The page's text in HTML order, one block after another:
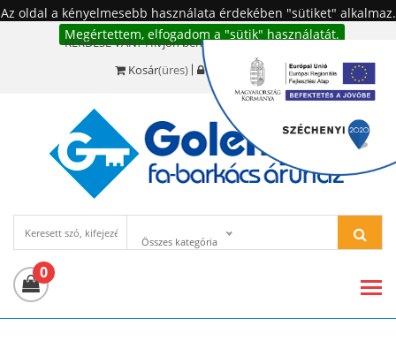
Az oldal a kényelmesebb használata érdekében "sütiket" alkalmaz.
Megértettem, elfogadom a "sütik" használatát.
KÉRDÉSE VAN? Hívjon bennünket!:+36 20 977-6494
Kosár(üres) Bejelentkezés
Összes kategória
0